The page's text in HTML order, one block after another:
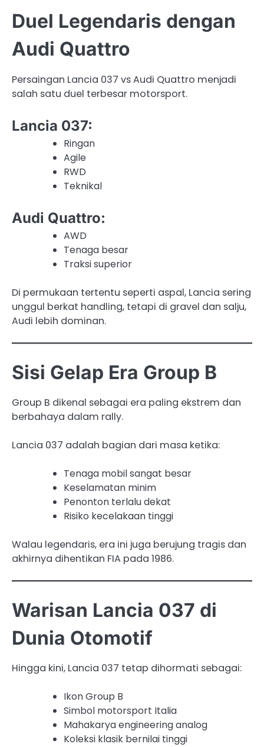
Duel Legendaris dengan
Audi Quattro
Persaingan Lancia 037 vs Audi Quattro menjadi
salah satu duel terbesar motorsport.
Lancia 037:
Ringan
Agile
RWD
Teknikal
Audi Quattro:
AWD
Tenaga besar
Traksi superior
Di permukaan tertentu seperti aspal, Lancia sering
unggul berkat handling, tetapi di gravel dan salju,
Audi lebih dominan.
Sisi Gelap Era Group B
Group B dikenal sebagai era paling ekstrem dan
berbahaya dalam rally.
Lancia 037 adalah bagian dari masa ketika:
Tenaga mobil sangat besar
Keselamatan minim
Penonton terlalu dekat
Risiko kecelakaan tinggi
Walau legendaris, era ini juga berujung tragis dan
akhirnya dihentikan FIA pada 1986.
Warisan Lancia 037 di
Dunia Otomotif
Hingga kini, Lancia 037 tetap dihormati sebagai:
Ikon Group B
Simbol motorsport Italia
Mahakarya engineering analog
Koleksi klasik bernilai tinggi